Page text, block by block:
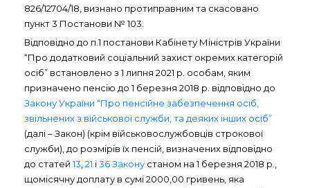
826/12704/18, визнано протиправним та скасовано
пункт 3 Постанови № 103.
Відповідно до п.1 постанови Кабінету Міністрів України
“Про додатковий соціальний захист окремих категорій
осіб” встановлено з 1 липня 2021 р. особам, яким
призначено пенсію до 1 березня 2018 р. відповідно до
Закону України “Про пенсійне забезпечення осіб,
звільнених з військової служби, та деяких інших осіб”
(далі – Закон) (крім військовослужбовців строкової
служби), до розмірів їх пенсій, визначених відповідно
до статей13 21 і36 Закону станом на 1 березня 2018 р.,
щомісячну доплату в сумі 2000,00 гривень, яка